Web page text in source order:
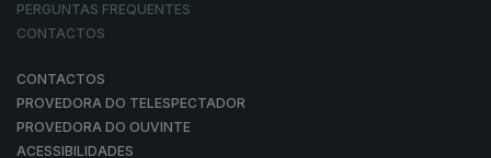
PERGUNTAS FREQUENTES
CONTACTOS
CONTACTOS
PROVEDORA DO TELESPECTADOR
PROVEDORA DO OUVINTE
ACESSIBILIDADES